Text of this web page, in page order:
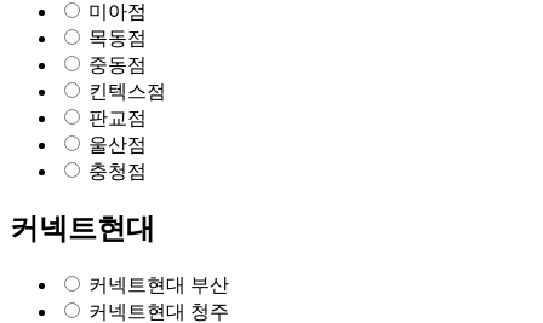
미아점
목동점
중동점
킨텍스점
판교점
울산점
충청점
커넥트현대
커넥트현대 부산
커넥트현대 청주